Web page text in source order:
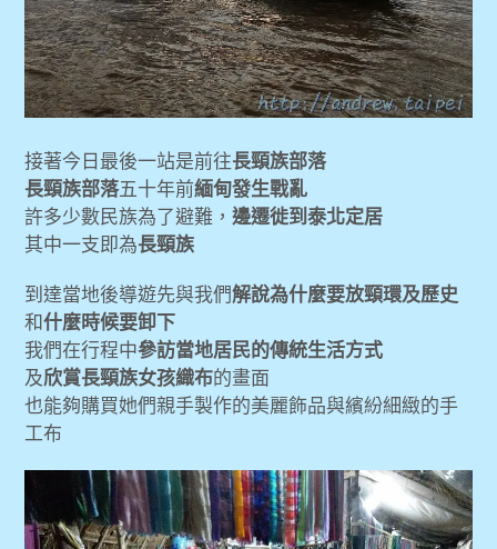
接著今日最後一站是前往長頸族部落
長頸族部落五十年前緬甸發生戰亂
許多少數民族為了避難，邊遷徙到泰北定居
其中一支即為長頸族
到達當地後導遊先與我們解說為什麼要放頸環及歷史
和什麼時候要卸下
我們在行程中參訪當地居民的傳統生活方式
及欣賞長頸族女孩織布的畫面
也能夠購買她們親手製作的美麗飾品與繽紛細緻的手
工布